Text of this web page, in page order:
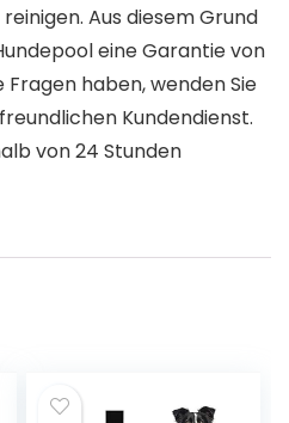
Aus diesem Grund
eine Garantie von
Fragen haben, wenden Sie
Kundendienst.
von 24 Stunden